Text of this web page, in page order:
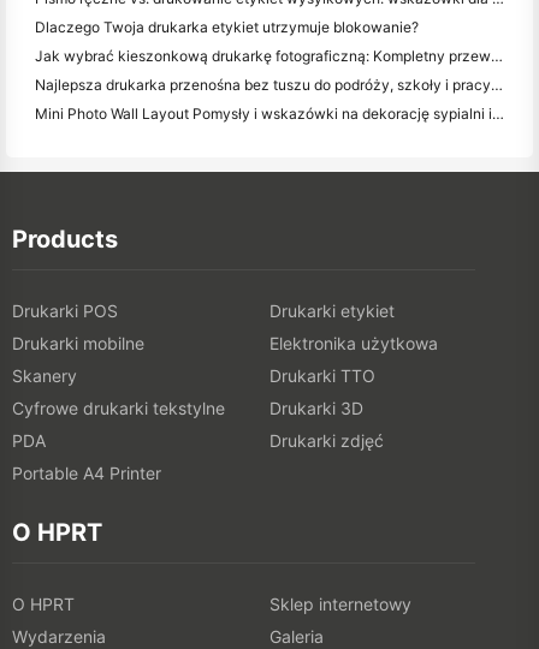
Dlaczego Twoja drukarka etykiet utrzymuje blokowanie?
Jak wybrać kieszonkową drukarkę fotograficzną: Kompletny przewodnik dla użytkowników dziennikarstwa, podróży i iPhone'a
Najlepsza drukarka przenośna bez tuszu do podróży, szkoły i pracy mobilnej: Hanin MT620 Pro Review
Mini Photo Wall Layout Pomysły i wskazówki na dekorację sypialni i dormitorium
Products
Drukarki POS
Drukarki etykiet
Drukarki mobilne
Elektronika użytkowa
Skanery
Drukarki TTO
Cyfrowe drukarki tekstylne
Drukarki 3D
PDA
Drukarki zdjęć
Portable A4 Printer
O HPRT
O HPRT
Sklep internetowy
Wydarzenia
Galeria